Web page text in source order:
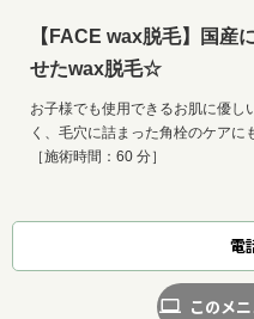
【FACE wax脱毛】国産
せたwax脱毛☆
お子様でも使用できるお肌に優し
く、毛穴に詰まった角栓のケアに
［施術時間：60 分］
電
このメ